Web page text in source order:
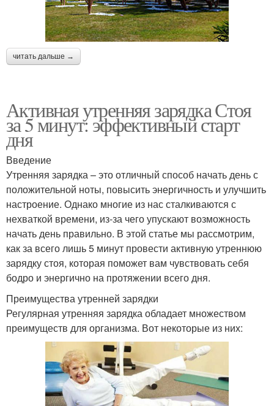
читать дальше →
Активная утренняя зарядка Стоя
за 5 минут: эффективный старт
дня
Введение
Утренняя зарядка – это отличный способ начать день с
положительной ноты, повысить энергичность и улучшить
настроение. Однако многие из нас сталкиваются с
нехваткой времени, из-за чего упускают возможность
начать день правильно. В этой статье мы рассмотрим,
как за всего лишь 5 минут провести активную утреннюю
зарядку стоя, которая поможет вам чувствовать себя
бодро и энергично на протяжении всего дня.
Преимущества утренней зарядки
Регулярная утренняя зарядка обладает множеством
преимуществ для организма. Вот некоторые из них: